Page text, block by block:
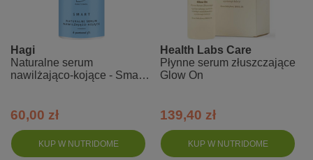
KUP W NUTRIDOME
Hagi
Naturalne serum
nawilżająco-kojące - Smart
60,00 zł
KUP W NUTRIDOME
Health Labs Care
Płynne serum złuszczające
Glow On
139,40 zł